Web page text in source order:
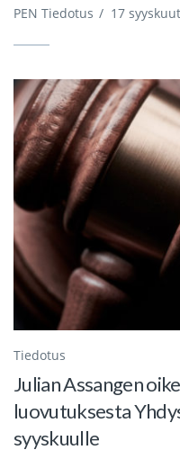
PEN Tiedotus / 17
Tiedotus
Julian Assangen
luovutuksesta
syyskuulle